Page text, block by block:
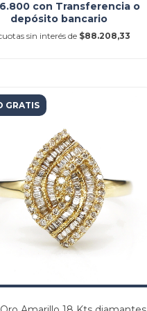
con Transferencia o
depósito bancario
sin interés de $88.208,33
GRATIS